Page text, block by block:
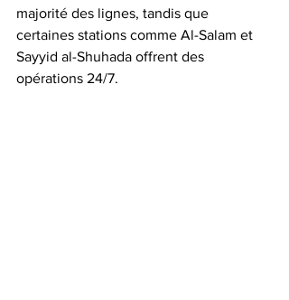
majorité des lignes, tandis que
certaines stations comme Al-Salam et
Sayyid al-Shuhada offrent des
opérations 24/7.